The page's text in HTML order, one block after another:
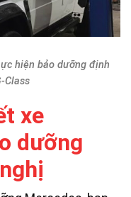
hiện bảo dưỡng định
Class
xe
dưỡng